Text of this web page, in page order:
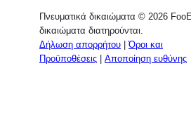
Spanish
Italian
Πνευματικά δικαιώματα © 2026
δικαιώματα διατηρούνται.
Δήλωση απορρήτου |Όροι και
Προϋποθέσεις
Αποποίηση ευθύνης